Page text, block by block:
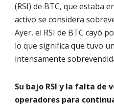
(RSI) de BTC, que estaba
activo se considera
Ayer, el RSI de BTC cayó
lo que significa que tuvo
intensamente
Su bajo RSI y la falta de
operadores para